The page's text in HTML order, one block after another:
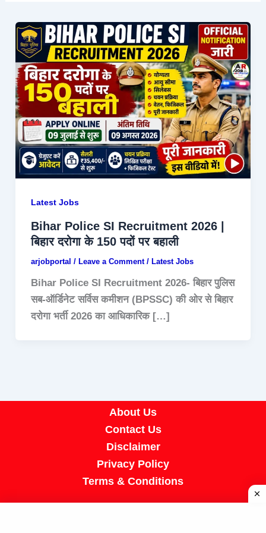
Latest Jobs
Bihar Police SI Recruitment 2026 |
बिहार दरोगा के 150 पदों पर बहाली
arjobportal / Leave a Comment / Latest Jobs
Bihar Police SI Recruitment 2026- बिहार पुलिस
सब-ऑर्डिनेट सर्विस कमीशन (BPSSC) की ओर से बिहार
दरोगा भर्ती 2026 का आधिकारिक […]
About Us
Contact Us
Disclaimer
Privacy Policy
Terms & Conditions